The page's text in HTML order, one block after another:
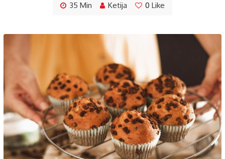
35 Min Ketija 0 Like